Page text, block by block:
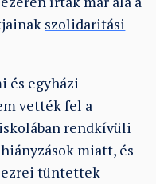
szolidaritási
és egyházi
vették fel a
rendkívüli
miatt, és
ezrei tüntettek